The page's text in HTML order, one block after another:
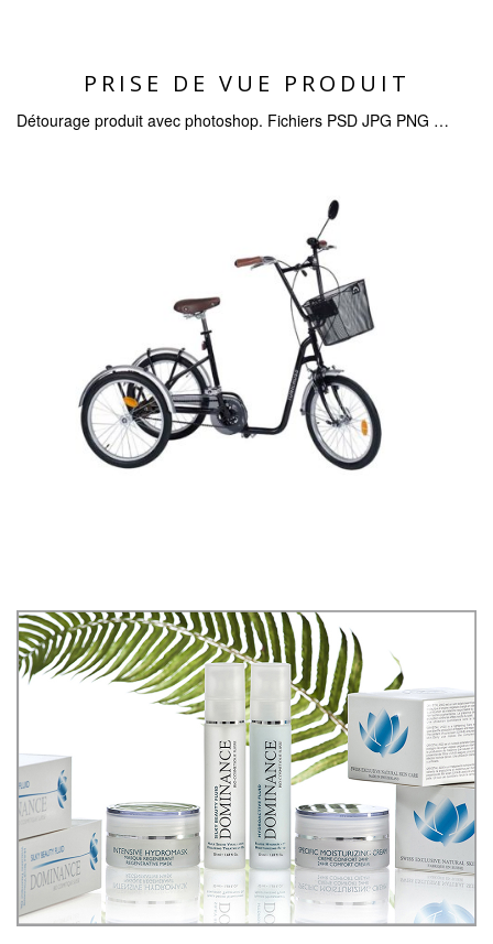
PRISE DE VUE PRODUIT
Détourage produit avec photoshop. Fichiers PSD JPG PNG …